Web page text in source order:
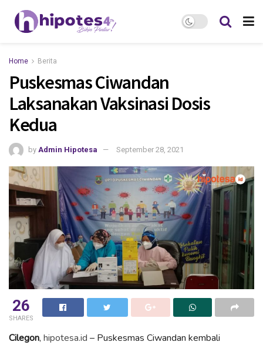
Home Berita
Puskesmas Ciwandan
Laksanakan Vaksinasi Dosis
Kedua
by Admin Hipotesa September 28, 2021
26
SHARES
Cilegon, hipotesa.id – Puskesmas Ciwandan kembali